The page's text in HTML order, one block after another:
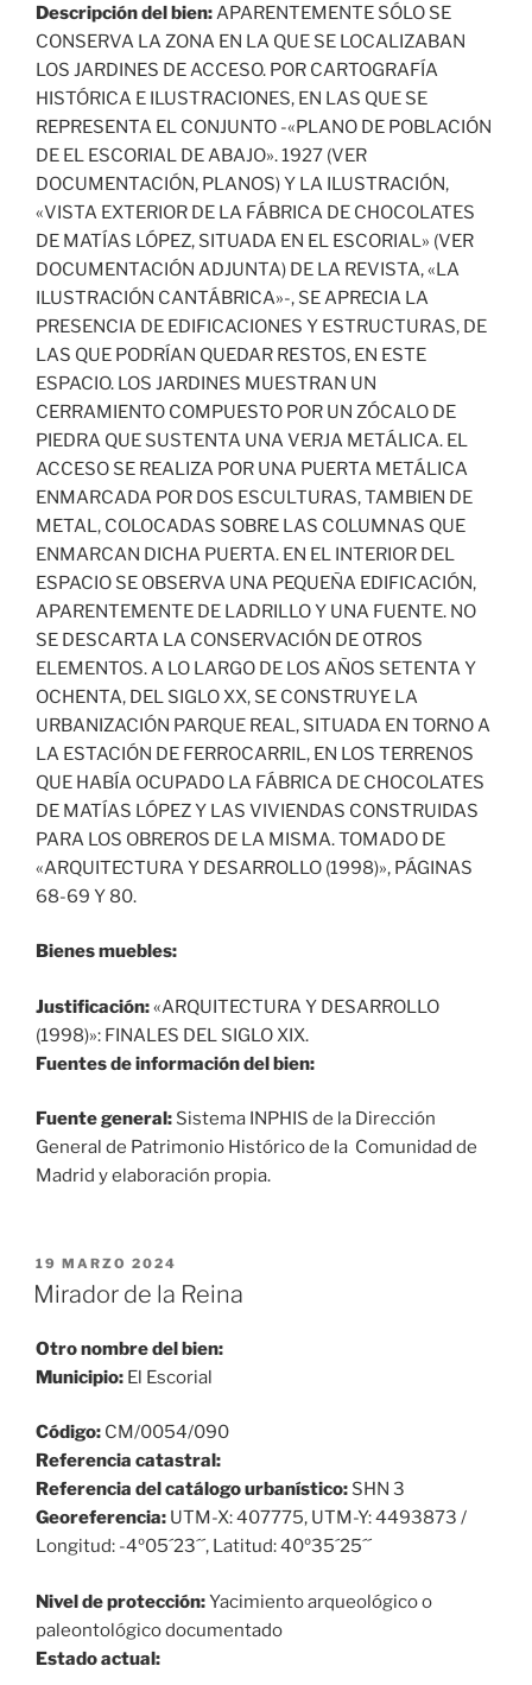
Descripción del bien:APARENTEMENTE SÓLO SE
CONSERVA LA ZONA EN LA QUE SE LOCALIZABAN
LOS JARDINES DE ACCESO. POR CARTOGRAFÍA
HISTÓRICA E ILUSTRACIONES, EN LAS QUE SE
REPRESENTA EL CONJUNTO -«PLANO DE POBLACIÓN
DE EL ESCORIAL DE ABAJO». 1927 (VER
DOCUMENTACIÓN, PLANOS) Y LA ILUSTRACIÓN,
«VISTA EXTERIOR DE LA FÁBRICA DE CHOCOLATES
DE MATÍAS LÓPEZ, SITUADA EN EL ESCORIAL» (VER
DOCUMENTACIÓN ADJUNTA) DE LA REVISTA, «LA
ILUSTRACIÓN CANTÁBRICA»-, SE APRECIA LA
PRESENCIA DE EDIFICACIONES Y ESTRUCTURAS, DE
LAS QUE PODRÍAN QUEDAR RESTOS, EN ESTE
ESPACIO. LOS JARDINES MUESTRAN UN
CERRAMIENTO COMPUESTO POR UN ZÓCALO DE
PIEDRA QUE SUSTENTA UNA VERJA METÁLICA. EL
ACCESO SE REALIZA POR UNA PUERTA METÁLICA
ENMARCADA POR DOS ESCULTURAS, TAMBIEN DE
METAL, COLOCADAS SOBRE LAS COLUMNAS QUE
ENMARCAN DICHA PUERTA. EN EL INTERIOR DEL
ESPACIO SE OBSERVA UNA PEQUEÑA EDIFICACIÓN,
APARENTEMENTE DE LADRILLO Y UNA FUENTE. NO
SE DESCARTA LA CONSERVACIÓN DE OTROS
ELEMENTOS. A LO LARGO DE LOS AÑOS SETENTA Y
OCHENTA, DEL SIGLO XX, SE CONSTRUYE LA
URBANIZACIÓN PARQUE REAL, SITUADA EN TORNO A
LA ESTACIÓN DE FERROCARRIL, EN LOS TERRENOS
QUE HABÍA OCUPADO LA FÁBRICA DE CHOCOLATES
DE MATÍAS LÓPEZ Y LAS VIVIENDAS CONSTRUIDAS
PARA LOS OBREROS DE LA MISMA. TOMADO DE
«ARQUITECTURA Y DESARROLLO (1998)», PÁGINAS
68-69 Y 80.
Bienes muebles:
Justificación:«ARQUITECTURA Y DESARROLLO
(1998)»: FINALES DEL SIGLO XIX.
Fuentes de información del bien:
Fuente general: Sistema INPHIS de la Dirección
General de Patrimonio Histórico de la Comunidad de
Madrid y elaboración propia.
PUBLICADO
EL
19 MARZO 2024
Mirador de la Reina
Otro nombre del bien:
Municipio: El Escorial
Código: CM/0054/090
Referencia catastral:
Referencia del catálogo urbanístico: SHN 3
Georeferencia: UTM-X: 407775, UTM-Y: 4493873 /
Longitud: -4º05´23´´, Latitud: 40º35´25´´
Nivel de protección:Yacimiento arqueológico o
paleontológico documentado
Estado actual: